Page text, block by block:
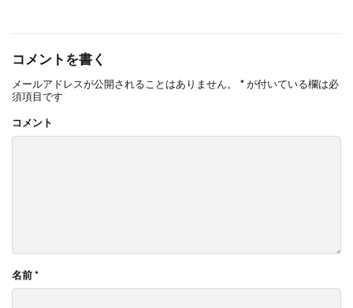
コメントを書く
メールアドレスが公開されることはありません。 *が付いている欄は必
須項目です
コメント
名前*